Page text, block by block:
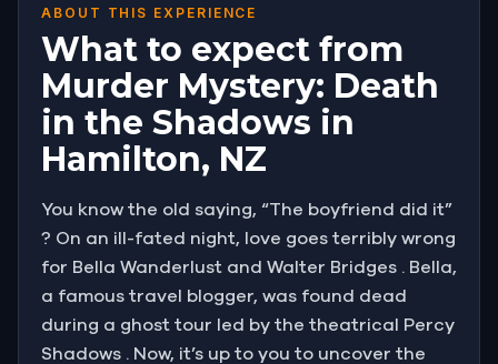
ABOUT THIS EXPERIENCE
What to expect from
Murder Mystery: Death
in the Shadows in
Hamilton, NZ
You know the old saying, “The boyfriend did it”
? On an ill-fated night, love goes terribly wrong
for Bella Wanderlust and Walter Bridges . Bella,
a famous travel blogger, was found dead
during a ghost tour led by the theatrical Percy
Shadows . Now, it’s up to you to uncover the